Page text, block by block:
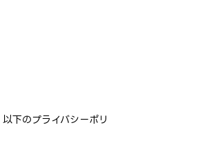
下のプライバシーポリ